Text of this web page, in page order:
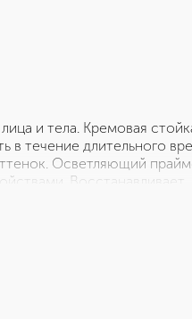
и тела. Кремовая
в течение длительного
Осветляющий
Восстанавливает
более равномерным и